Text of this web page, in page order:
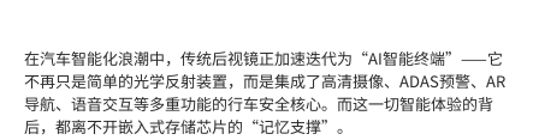
在汽车智能化浪潮中，传统后视镜正加速迭代为“AI智能终端”——它
不再只是简单的光学反射装置，而是集成了高清摄像、ADAS预警、AR
导航、语音交互等多重功能的行车安全核心。而这一切智能体验的背
后，都离不开嵌入式存储芯片的“记忆支撑”。